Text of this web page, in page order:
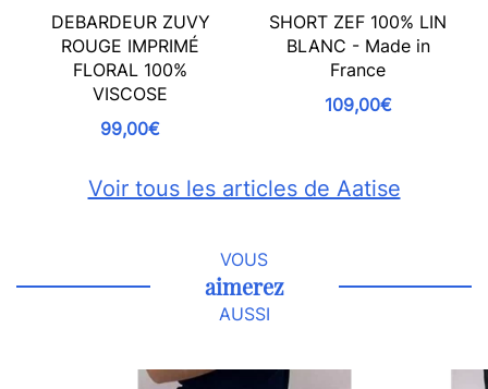
DEBARDEUR ZUVY
ROUGE IMPRIMÉ
FLORAL 100%
VISCOSE
99,00€
SHORT ZEF 100% LIN
BLANC - Made in
France
109,00€
Voir tous les articles de Aatise
VOUS
aimerez
AUSSI